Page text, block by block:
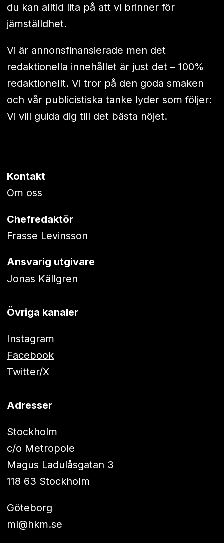
du kan alltid lita på att vi brinner för
jämställdhet.
Vi är annonsfinansierade men det
redaktionella innehållet är just det – 100%
redaktionellt. Vi tror på den goda smaken
och vår publicistiska tanke lyder som följer:
Vi vill guida dig till det bästa nöjet.
Kontakt
Om oss
Chefredaktör
Frasse Levinsson
Ansvarig utgivare
Jonas Källgren
Övriga kanaler
Instagram
Facebook
Twitter/X
Adresser
Stockholm
c/o Metropole
Magus Ladulåsgatan 3
118 63 Stockholm
Göteborg
ml@hkm.se